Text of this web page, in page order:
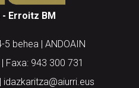
Erroitz BM
5 behea | ANDOAIN
Faxa: 943 300 731
idazkaritza@aiurri.eus